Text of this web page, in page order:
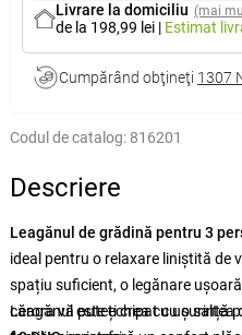
Livrare la domiciliu (mai
de la 198,99 lei | Estimat
Cumpărând obţineţi 1307
Codul de catalog: 816201
Descriere
Leagănul de grădină pentru 3
ideal pentru o relaxare liniștită de
spațiu suficient, o legănare
cărora vă puteți crea cu ușurință
Leagănul este echipat cu o